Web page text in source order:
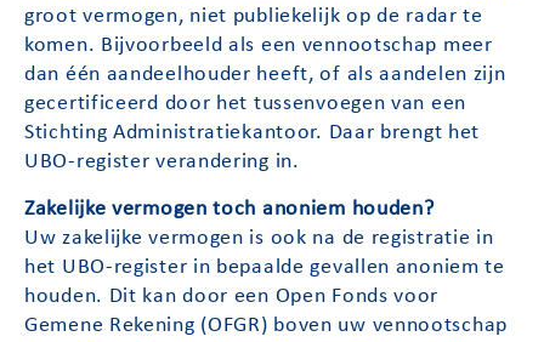
groot vermogen, niet publiekelijk op de radar te
komen. Bijvoorbeeld als een vennootschap meer
dan één aandeelhouder heeft, of als aandelen zijn
gecertificeerd door het tussenvoegen van een
Stichting Administratiekantoor. Daar brengt het
UBO-register verandering in.
Zakelijke vermogen toch anoniem houden?
Uw zakelijke vermogen is ook na de registratie in
het UBO-register in bepaalde gevallen anoniem te
houden. Dit kan door een Open Fonds voor
Gemene Rekening (OFGR) boven uw vennootschap